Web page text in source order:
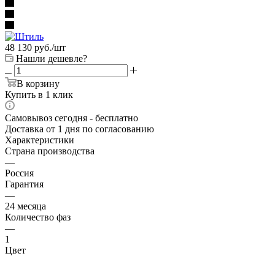
48 130 руб./шт
Нашли дешевле?
В корзину
Купить в 1 клик
Самовывоз сегодня - бесплатно
Доставка от 1 дня по согласованию
Характеристики
Страна производства
—
Россия
Гарантия
—
24 месяца
Количество фаз
—
1
Цвет